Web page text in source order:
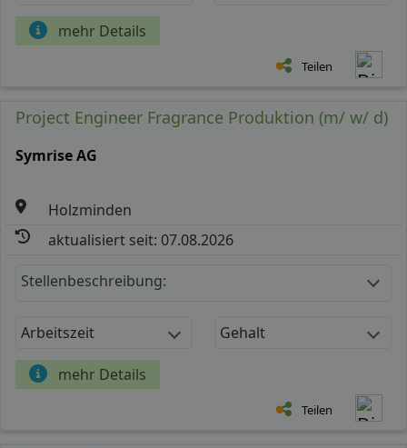
mehr Details
Teilen
Project Engineer Fragrance Produktion (m/ w/ d)
Symrise AG
Holzminden
aktualisiert seit: 07.08.2026
Stellenbeschreibung:
Arbeitszeit Gehalt
mehr Details
Teilen